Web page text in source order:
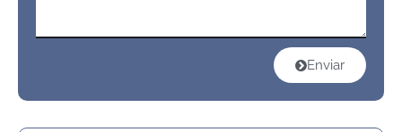
Enviar